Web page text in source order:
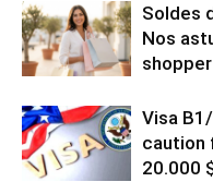
Soldes
Nos
Visa
caution
20.000